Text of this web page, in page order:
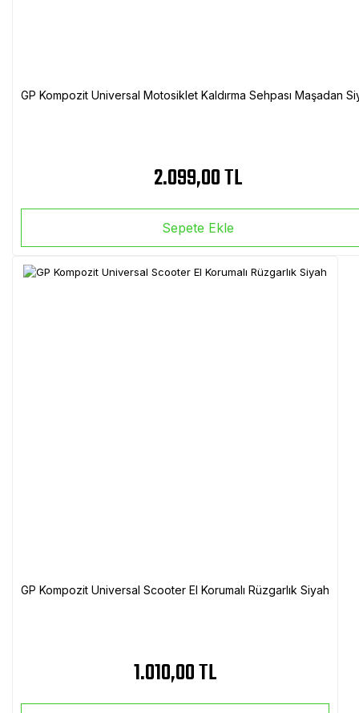
GP Kompozit Universal Motosiklet Kaldırma Sehpası Maşadan
2.099,00 TL
Sepete Ekle
GP Kompozit Universal Scooter El Korumalı Rüzgarlık Siyah
1.010,00 TL